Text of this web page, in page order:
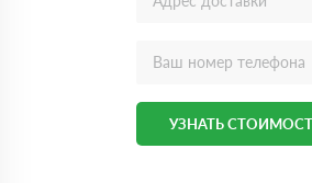
УЗНАТЬ